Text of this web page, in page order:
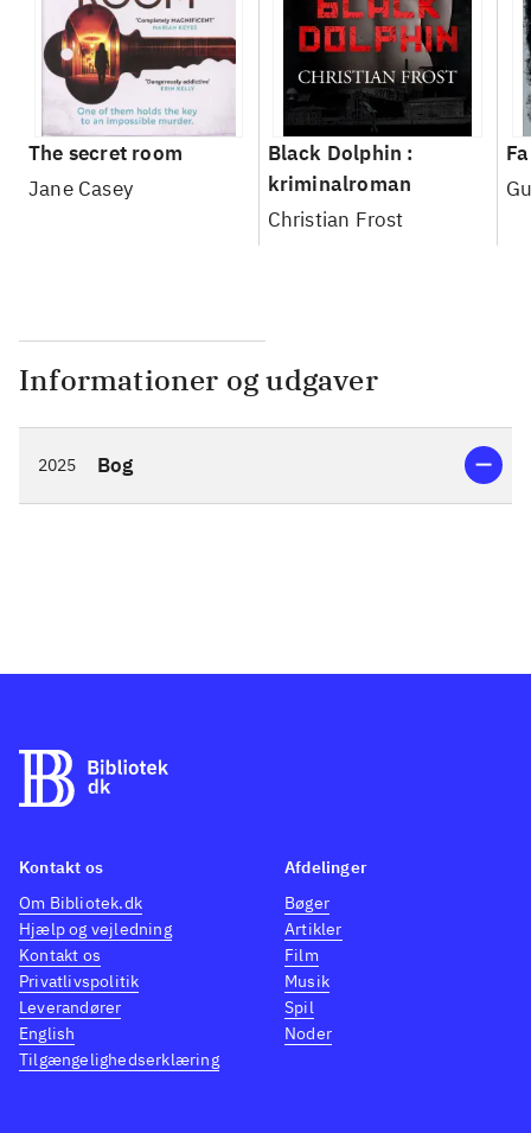
The secret room
Jane Casey
Black Dolphin :
kriminalroman
Christian Frost
Informationer og udgaver
2025 Bog
Kontakt os
Om Bibliotek.dk
Hjælp og vejledning
Kontakt os
Privatlivspolitik
Leverandører
English
Tilgængelighedserklæring
Afdelinger
Bøger
Artikler
Film
Musik
Spil
Noder